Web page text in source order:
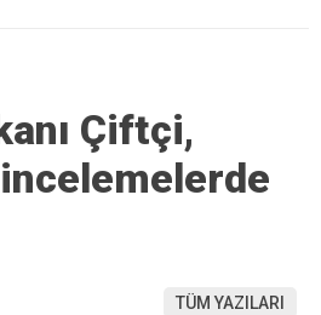
Çiftçi,
TÜM YAZILARI